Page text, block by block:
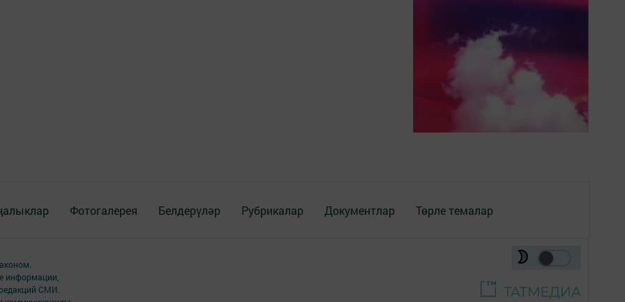
Фотогалерея Белдерүләр Рубрикалар Документлар Төрле темалар
информации,
СМИ.